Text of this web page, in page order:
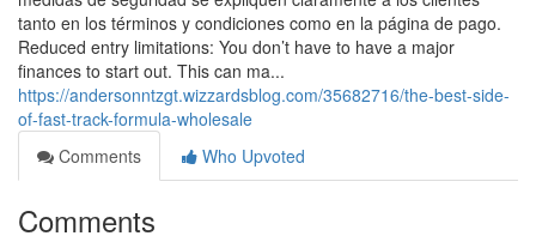
tanto en los términos y condiciones como en la página de pago.
Reduced entry limitations: You don’t have to have a major
finances to start out. This can ma...
https://andersonntzgt.wizzardsblog.com/35682716/the-best-side-
of-fast-track-formula-wholesale
Comments
Who Upvoted
Comments